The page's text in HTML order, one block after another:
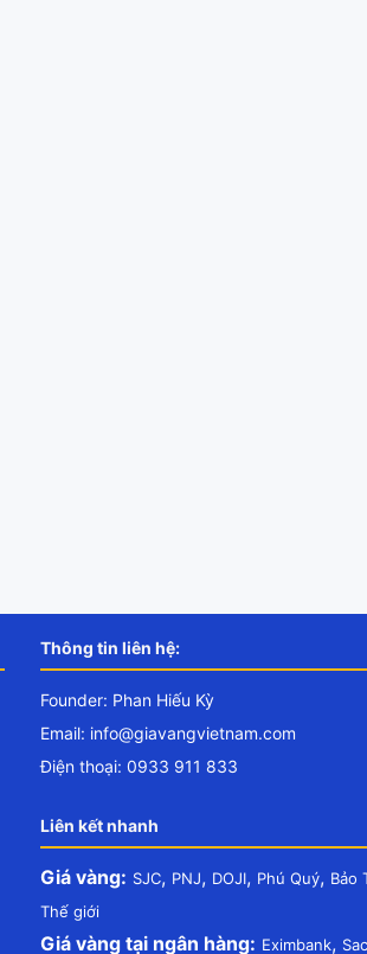
Thông tin liên hệ:
Founder: Phan Hiếu Kỳ
Email: info@giavangvietnam.com
Điện thoại: 0933 911 833
Liên kết nhanh
Giá vàng: SJC, PNJ, DOJI, Phú Quý, Bảo
Thế giới
Giá vàng tại ngân hàng: Eximbank,